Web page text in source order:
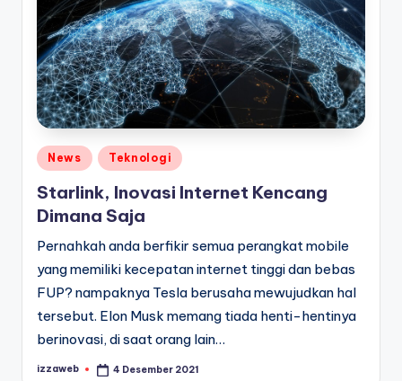
Posted
in
News Teknologi
Starlink, Inovasi Internet Kencang
Dimana Saja
Pernahkah anda berfikir semua perangkat mobile
yang memiliki kecepatan internet tinggi dan bebas
FUP? nampaknya Tesla berusaha mewujudkan hal
tersebut. Elon Musk memang tiada henti-hentinya
berinovasi, di saat orang lain…
Posted
izzaweb 4 Desember 2021